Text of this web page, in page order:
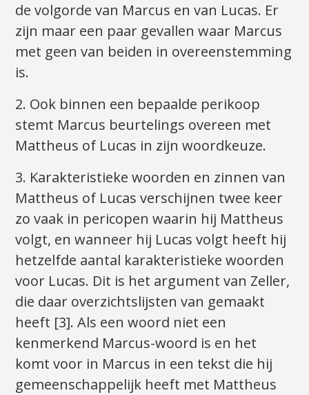
de volgorde van Marcus en van Lucas. Er
zijn maar een paar gevallen waar Marcus
met geen van beiden in overeenstemming
is.
2. Ook binnen een bepaalde perikoop
stemt Marcus beurtelings overeen met
Mattheus of Lucas in zijn woordkeuze.
3. Karakteristieke woorden en zinnen van
Mattheus of Lucas verschijnen twee keer
zo vaak in pericopen waarin hij Mattheus
volgt, en wanneer hij Lucas volgt heeft hij
hetzelfde aantal karakteristieke woorden
voor Lucas. Dit is het argument van Zeller,
die daar overzichtslijsten van gemaakt
heeft [3]. Als een woord niet een
kenmerkend Marcus-woord is en het
komt voor in Marcus in een tekst die hij
gemeenschappelijk heeft met Mattheus